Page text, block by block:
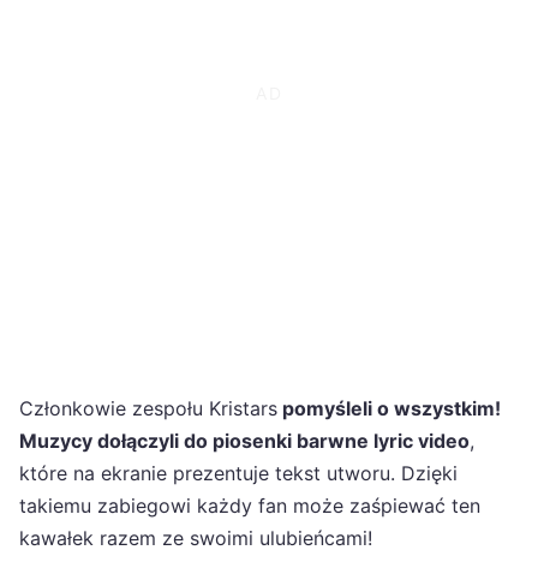
Członkowie zespołu Kristars pomyśleli o wszystkim!
Muzycy dołączyli do piosenki barwne lyric video,
które na ekranie prezentuje tekst utworu. Dzięki
takiemu zabiegowi każdy fan może zaśpiewać ten
kawałek razem ze swoimi ulubieńcami!